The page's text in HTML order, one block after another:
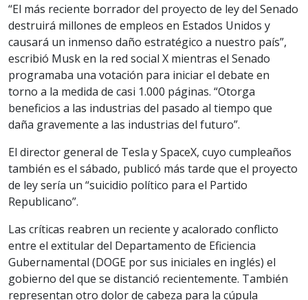
“El más reciente borrador del proyecto de ley del Senado
destruirá millones de empleos en Estados Unidos y
causará un inmenso daño estratégico a nuestro país”,
escribió Musk en la red social X mientras el Senado
programaba una votación para iniciar el debate en
torno a la medida de casi 1.000 páginas. “Otorga
beneficios a las industrias del pasado al tiempo que
daña gravemente a las industrias del futuro”.
El director general de Tesla y SpaceX, cuyo cumpleaños
también es el sábado, publicó más tarde que el proyecto
de ley sería un “suicidio político para el Partido
Republicano”.
Las críticas reabren un reciente y acalorado conflicto
entre el extitular del Departamento de Eficiencia
Gubernamental (DOGE por sus iniciales en inglés) el
gobierno del que se distanció recientemente. También
representan otro dolor de cabeza para la cúpula